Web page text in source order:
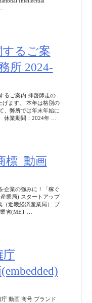
るご案
所 2024-
るご案内 拝啓師走の
げます。 本年は格別の
、弊所では年末年始に
休業期間：2024年 …
標_動画
業の強みに！「稼ぐ
業局) スタートアップ
（近畿経済産業局） ブ
省(MET …
庁
動画 商号 ブランド